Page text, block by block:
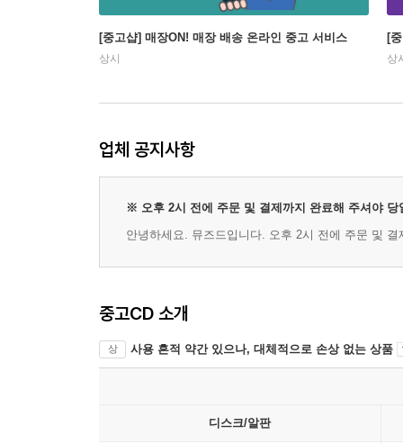
[중고샵] 매장ON! 매장 배송 온라인 중고 서비스
상시
[
상
업체 공지사항
※ 오후 2시 전에 주문 및 결제까지 완료해 주셔야
안녕하세요. 뮤즈드입니다. 오후 2시 전에 주문 및
중고CD 소개
상 사용 흔적 약간 있으나, 대체적으로 손상 없는 상품
디스크/알판